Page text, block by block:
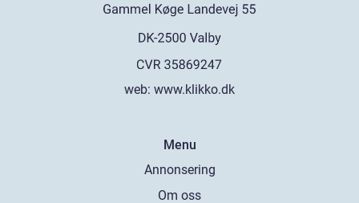
web: www.klikko.dk
Menu
Annonsering
Om oss